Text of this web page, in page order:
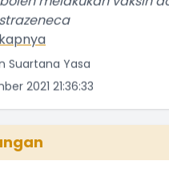
Suartana Yasa
2021 21:36:33
keberhasilan Senggigi
Biasa